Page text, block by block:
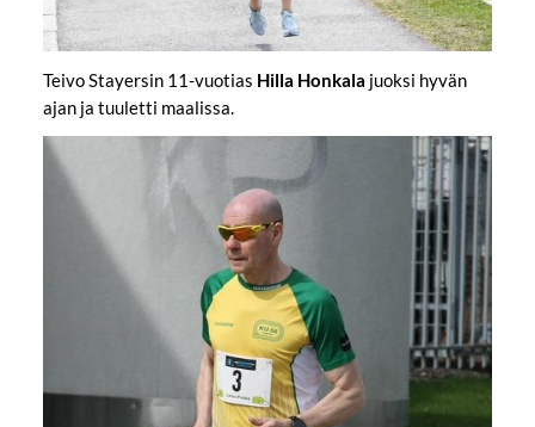
Teivo Stayersin 11-vuotias Hilla Honkala juoksi hyvän
ajan ja tuuletti maalissa.